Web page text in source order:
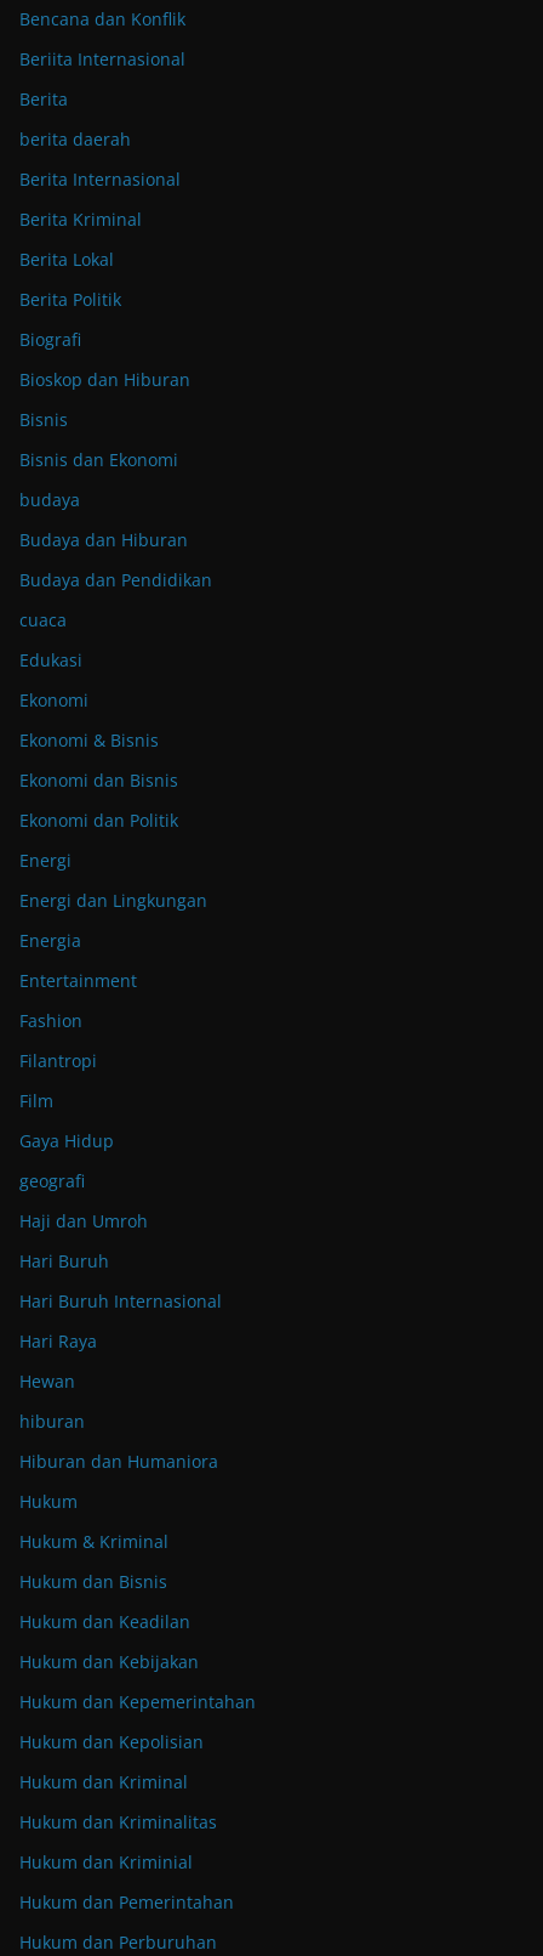
Bencana dan Konflik
Beriita Internasional
Berita
berita daerah
Berita Internasional
Berita Kriminal
Berita Lokal
Berita Politik
Biografi
Bioskop dan Hiburan
Bisnis
Bisnis dan Ekonomi
budaya
Budaya dan Hiburan
Budaya dan Pendidikan
cuaca
Edukasi
Ekonomi
Ekonomi & Bisnis
Ekonomi dan Bisnis
Ekonomi dan Politik
Energi
Energi dan Lingkungan
Energia
Entertainment
Fashion
Filantropi
Film
Gaya Hidup
geografi
Haji dan Umroh
Hari Buruh
Hari Buruh Internasional
Hari Raya
Hewan
hiburan
Hiburan dan Humaniora
Hukum
Hukum & Kriminal
Hukum dan Bisnis
Hukum dan Keadilan
Hukum dan Kebijakan
Hukum dan Kepemerintahan
Hukum dan Kepolisian
Hukum dan Kriminal
Hukum dan Kriminalitas
Hukum dan Kriminial
Hukum dan Pemerintahan
Hukum dan Perburuhan